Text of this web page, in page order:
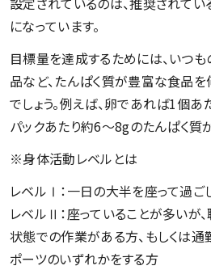
になっています。
目標量を達成するためには、いつ
品など、たんぱく質が豊富な食品
でしょう。例えば、卵であれば1個
パックあたり約6〜8gのたんぱく質
※身体活動レベルとは
レベルⅠ：一日の大半を座って過ご
レベルⅡ：座っていることが多いが
状態での作業がある方、もしくは通
ポーツのいずれかをする方